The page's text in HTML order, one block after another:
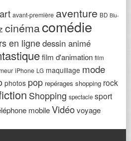
art avant-première aventure BD Blu-
cinémacomédie
en lignedessin animé
film d'animation film
iPhone LG maquillage mode
photos pop repérages shopping rock
Shopping spectacle sport
mobileVidéovoyage